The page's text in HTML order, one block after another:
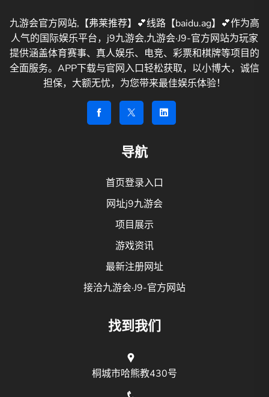
九游会官方网站,【弗莱推荐】💕线路【baidu.ag】💕作为高
人气的国际娱乐平台，j9九游会,九游会·J9-官方网站为玩家
提供涵盖体育赛事、真人娱乐、电竞、彩票和棋牌等项目的
全面服务。APP下载与官网入口轻松获取，以小博大，诚信
担保，大额无忧，为您带来最佳娱乐体验！
导航
首页登录入口
网址j9九游会
项目展示
游戏资讯
最新注册网址
接洽九游会·J9-官方网站
找到我们
桐城市哈熊教430号